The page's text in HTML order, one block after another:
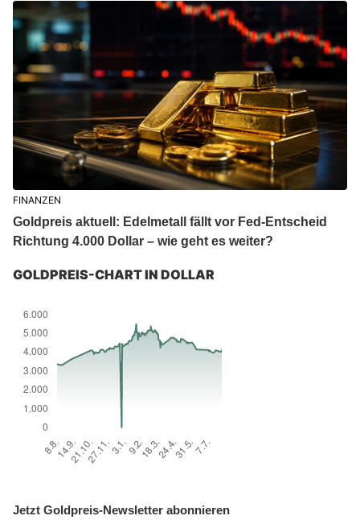
FINANZEN
Goldpreis aktuell: Edelmetall fällt vor Fed-Entscheid
Richtung 4.000 Dollar – wie geht es weiter?
GOLDPREIS-CHART IN DOLLAR
Jetzt Goldpreis-Newsletter abonnieren